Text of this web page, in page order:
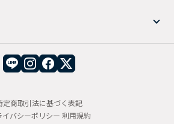
定商取引法に基づく表記
イバシーポリシー 利用規約